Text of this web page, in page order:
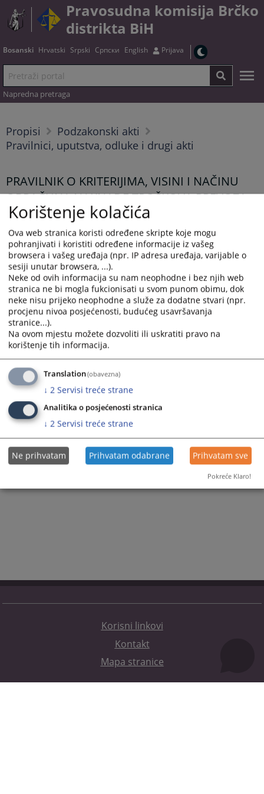
Pravosudna komisija Brčko
distrikta BiH
Bosanski Hrvatski Srpski Српски English Prijava
Napredna pretraga
Propisi
Podzakonski akti
Pravilnici, uputstva, odluke i drugi akti
PRAVILNIK O KRITERIJIMA, VISINI I NAČINU
OBRAČUNA NAKNADE TROŠKOVA PREVOZA
NA POSAO I PREVOZA S POSLA ZA SUDIJE I
TUŽIOCE U BRČKO DISTRIKTU BOSNE I
HERCEGOVINE
20.12.2024.
Prikazana vijest je na: Bosanski jezik
Vijest dostupna još na: Српски језик
Korisni linkovi
Kontakt
Mapa stranice
Korištenje kolačića
Ova web stranica koristi određene skripte koje mogu
pohranjivati i koristiti određene informacije iz vašeg
browsera i vašeg uređaja (npr. IP adresa uređaja, varijable o
sesiji unutar browsera, ...).
Neke od ovih informacija su nam neophodne i bez njih web
stranica ne bi mogla fukcionisati u svom punom obimu, dok
neke nisu prijeko neophodne a služe za dodatne stvari (npr.
procjenu nivoa posjećenosti, budućeg usavršavanja
stranice...).
Na ovom mjestu možete dozvoliti ili uskratiti pravo na
korištenje tih informacija.
Translation(obavezna)
↓ 2 Servisi treće strane
Analitika o posjećenosti stranica
↓ 2 Servisi treće strane
Ne prihvatam Prihvatam odabrane Prihvatam sve
Pokreće Klaro!